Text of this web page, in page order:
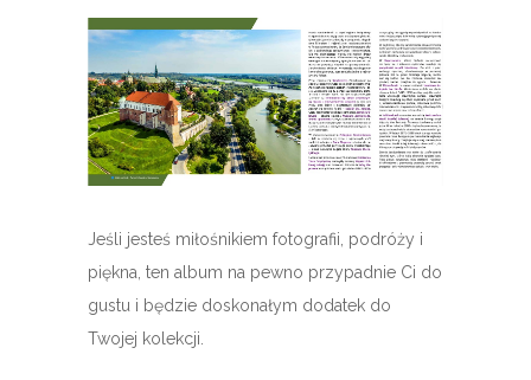
Jeśli jesteś miłośnikiem fotografii, podróży i
piękna, ten album na pewno przypadnie Ci do
gustu i będzie doskonałym dodatek do
Twojej kolekcji.